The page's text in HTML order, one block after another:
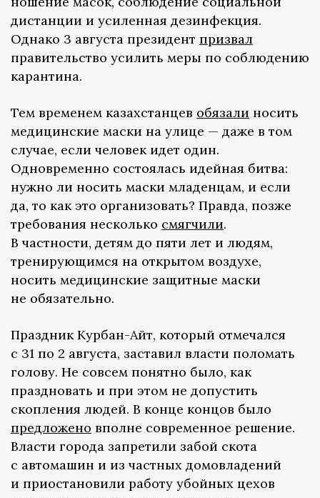
дистанции и усиленная дезинфекция.
Однако 3 августа президент призвал
правительство усилить меры по соблюдению
карантина.
Тем временем казахстанцев обязали носить
медицинские маски на улице — даже в том
случае, если человек идет один.
Одновременно состоялась идейная битва:
нужно ли носить маски младенцам, и если
да, то как это организовать? Правда, позже
требования несколько смягчили.
В частности, детям до пяти лет и людям,
тренирующимся на открытом воздухе,
носить медицинские защитные маски
не обязательно.
Праздник Курбан-Айт, который отмечался
с 31 по 2 августа, заставил власти поломать
голову. Не совсем понятно было, как
праздновать и при этом не допустить
скопления людей. В конце концов было
предложено вполне современное решение.
Власти города запретили забой скота
с автомашин и из частных домовладений
и приостановили работу убойных цехов